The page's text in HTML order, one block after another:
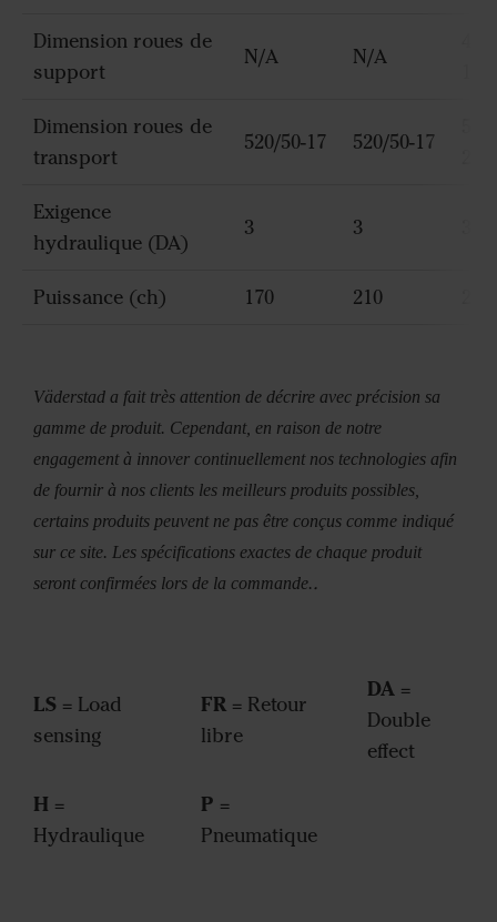
Dimension roues de
support
N/A N/A
Dimension roues de
transport
520/50-17 520/50-17
Exigence
hydraulique (DA)
3 3
Puissance (ch) 170 210
Väderstad a fait très attention de décrire avec précision sa
gamme de produit. Cependant, en raison de notre
engagement à innover continuellement nos technologies afin
de fournir à nos clients les meilleurs produits possibles,
certains produits peuvent ne pas être conçus comme indiqué
sur ce site. Les spécifications exactes de chaque produit
seront confirmées lors de la commande..
LS = Load
sensing
FR = Retour
libre
DA =
Double
effect
H =
Hydraulique
P =
Pneumatique